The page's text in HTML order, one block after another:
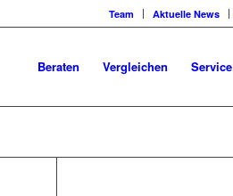
Team Aktuelle News
Beraten Vergleichen Service